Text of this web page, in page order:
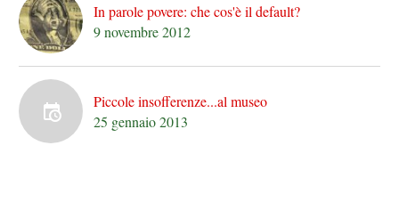
In parole povere: che cos'è il default?
9 novembre 2012
Piccole insofferenze...al museo
25 gennaio 2013